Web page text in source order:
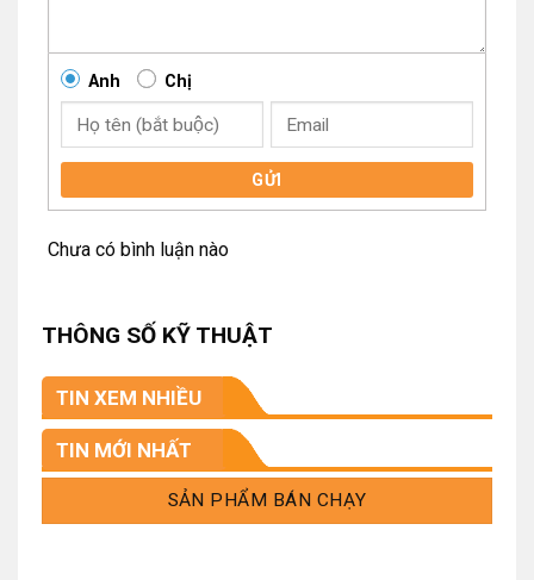
Anh Chị
GỬI
Chưa có bình luận nào
THÔNG SỐ KỸ THUẬT
TIN XEM NHIỀU
TIN MỚI NHẤT
SẢN PHẨM BÁN CHẠY